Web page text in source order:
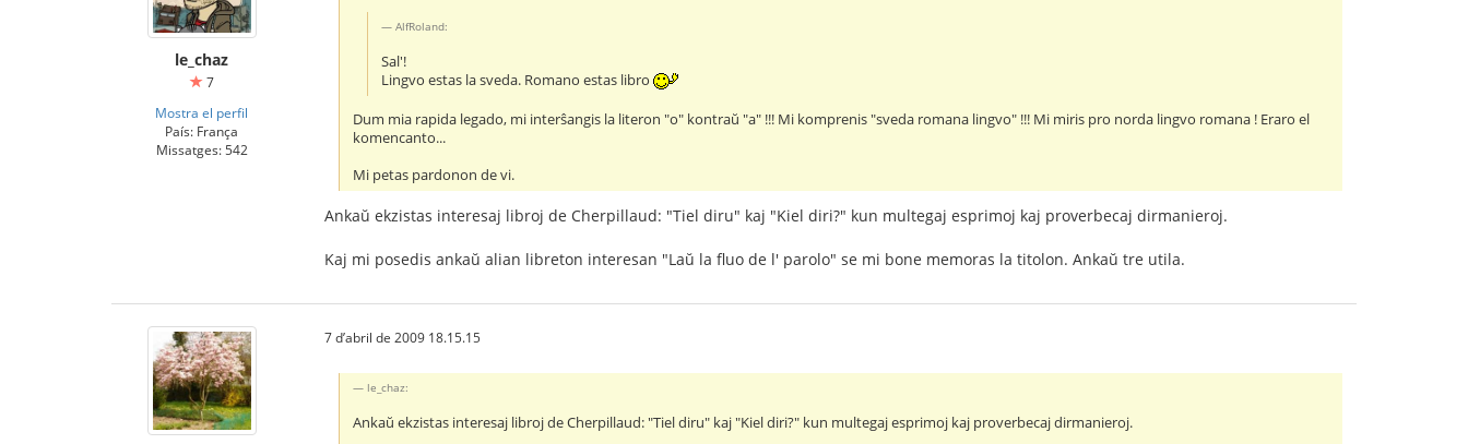
le_chaz
7
Mostra el perfil
País: França
Missatges: 542
AlfRoland:
Sal'!
Lingvo estas la sveda. Romano estas libro
Dum mia rapida legado, mi interŝangis la literon "o" kontraŭ "a" !!! Mi komprenis "sveda romana lingvo" !!! Mi miris pro norda lingvo romana ! Eraro el
komencanto...
Mi petas pardonon de vi.
Ankaŭ ekzistas interesaj libroj de Cherpillaud: "Tiel diru" kaj "Kiel diri?" kun multegaj esprimoj kaj proverbecaj dirmanieroj.
Kaj mi posedis ankaŭ alian libreton interesan "Laŭ la fluo de l' parolo" se mi bone memoras la titolon. Ankaŭ tre utila.
7 d’abril de 2009 18.15.15
le_chaz:
Ankaŭ ekzistas interesaj libroj de Cherpillaud: "Tiel diru" kaj "Kiel diri?" kun multegaj esprimoj kaj proverbecaj dirmanieroj.